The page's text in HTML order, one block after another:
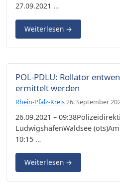
27.09.2021 …
Weiterlesen →
POL-PDLU: Rollator
ermittelt werden
Rhein-Pfalz-Kreis26. September
26.09.2021 –
LudwigshafenWaldsee
10:15 …
Weiterlesen →